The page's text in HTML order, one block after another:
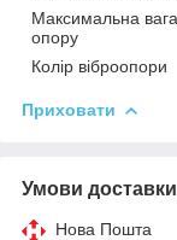
Максимальна
опору
Колір віброопори
Приховати
Умови доставки
Нова Пошта